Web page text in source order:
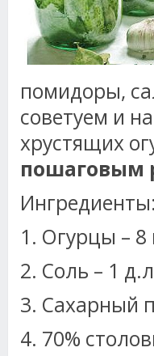
помидоры,
советуем и
хрустящих
пошаговым
Ингредиенты:
1. Огурцы –
2. Соль – 1
3. Сахарный
4. 70%